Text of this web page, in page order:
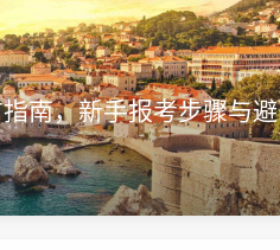
南，新手报考步骤与避